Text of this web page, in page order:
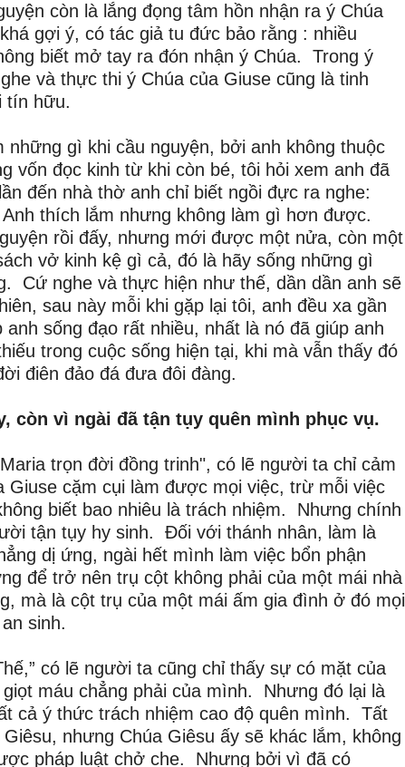
còn là lắng đọng tâm hồn nhận ra ý Chúa
gợi ý, có tác giả tu đức bảo rằng : nhiều
biết mở tay ra đón nhận ý Chúa. Trong ý
và thực thi ý Chúa của Giuse cũng là tinh
tín hữu.
gì khi cầu nguyện, bởi anh không thuộc
vốn đọc kinh từ khi còn bé, tôi hỏi xem anh đã
đến nhà thờ anh chỉ biết ngồi đực ra nghe:
thích lắm nhưng không làm gì hơn được.
rồi đấy, nhưng mới được một nửa, còn một
vở kinh kệ gì cả, đó là hãy sống những gì
Cứ nghe và thực hiện như thế, dần dần anh sẽ
sau này mỗi khi gặp lại tôi, anh đều xa gần
sống đạo rất nhiều, nhất là nó đã giúp anh
trong cuộc sống hiện tại, khi mà vẫn thấy đó
điên đảo đá đưa đôi đàng.
còn vì ngài đã tận tụy quên mình phục vụ.
trọn đời đồng trinh", có lẽ người ta chỉ cảm
cặm cụi làm được mọi việc, trừ mỗi việc
biết bao nhiêu là trách nhiệm. Nhưng chính
tận tụy hy sinh. Đối với thánh nhân, làm là
dị ứng, ngài hết mình làm việc bổn phận
để trở nên trụ cột không phải của một mái nhà
mà là cột trụ của một mái ấm gia đình ở đó mọi
sinh.
có lẽ người ta cũng chỉ thấy sự có mặt của
máu chẳng phải của mình. Nhưng đó lại là
cả ý thức trách nhiệm cao độ quên mình. Tất
nhưng Chúa Giêsu ấy sẽ khác lắm, không
pháp luật chở che. Nhưng bởi vì đã có